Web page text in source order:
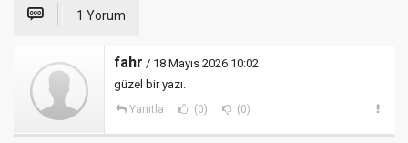
1 Yorum
fahr / 18 Mayıs 2026 10:02
güzel bir yazı.
Yanıtla (0) (0)